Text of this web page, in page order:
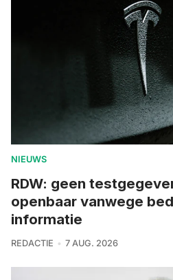
NIEUWS
RDW: geen
openbaar vanwege
informatie
REDACTIE 7 AUG. 2026